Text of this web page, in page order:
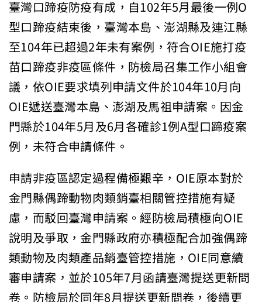
臺灣口蹄疫防疫有成，自102年5月最後一例O
型口蹄疫結束後，臺灣本島、澎湖縣及連江縣
至104年已超過2年未有案例，符合OIE施打疫
苗口蹄疫非疫區條件，防檢局召集工作小組會
議，依OIE要求填列申請文件於104年10月向
OIE遞送臺灣本島、澎湖及馬祖申請案。因金
門縣於104年5月及6月各確診1例A型口蹄疫案
例，未符合申請條件。
申請非疫區認定過程備極艱辛，OIE原本對於
金門縣偶蹄動物肉類銷臺相關管控措施有疑
慮，而駁回臺灣申請案。經防檢局積極向OIE
說明及爭取，金門縣政府亦積極配合加強偶蹄
類動物及肉類產品銷臺管控措施，OIE同意續
審申請案，並於105年7月函請臺灣提送更新問